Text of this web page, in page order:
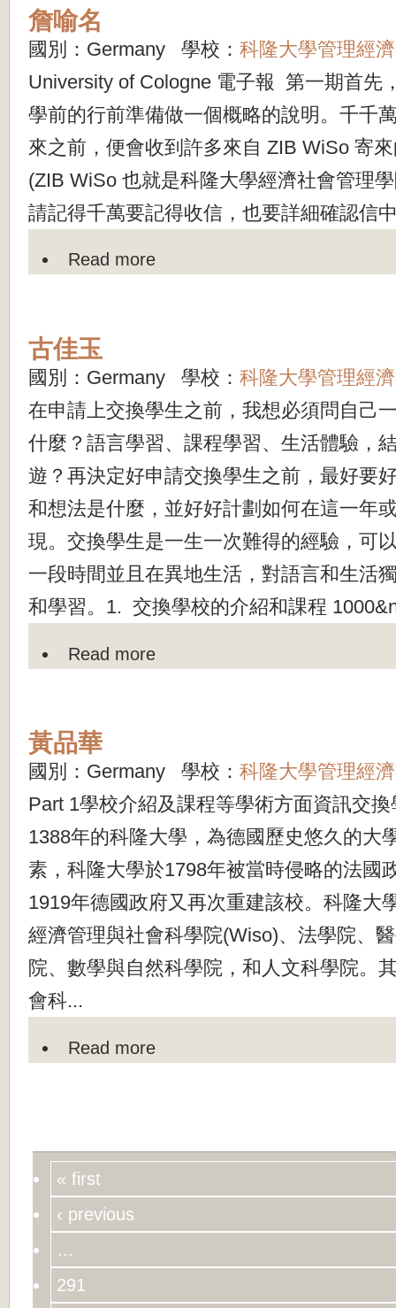
詹喻名
國別：Germany 學校： 科隆大學管理經
University of Cologne 電子報 第一期首先
學前的行前準備做一個概略的說明。千千
來之前，便會收到許多來自 ZIB WiSo 寄
(ZIB WiSo 也就是科隆大學經濟社會管理
請記得千萬要記得收信，也要詳細確認信
Read more
古佳玉
國別：Germany 學校： 科隆大學管理經
在申請上交換學生之前，我想必須問自己
什麼？語言學習、課程學習、生活體驗，
遊？再決定好申請交換學生之前，最好要
和想法是什麼，並好好計劃如何在這一年
現。交換學生是一生一次難得的經驗，可
一段時間並且在異地生活，對語言和生活
和學習。1. 交換學校的介紹和課程
Read more
黃品華
國別：Germany 學校： 科隆大學管理經
Part 1學校介紹及課程等學術方面資訊交
1388年的科隆大學，為德國歷史悠久的大
素，科隆大學於1798年被當時侵略的法國
1919年德國政府又再次重建該校。科隆大
經濟管理與社會科學院(Wiso)、法學院、
院、數學與自然科學院，和人文科學院。
會科...
Read more
« first
‹ previous
…
291